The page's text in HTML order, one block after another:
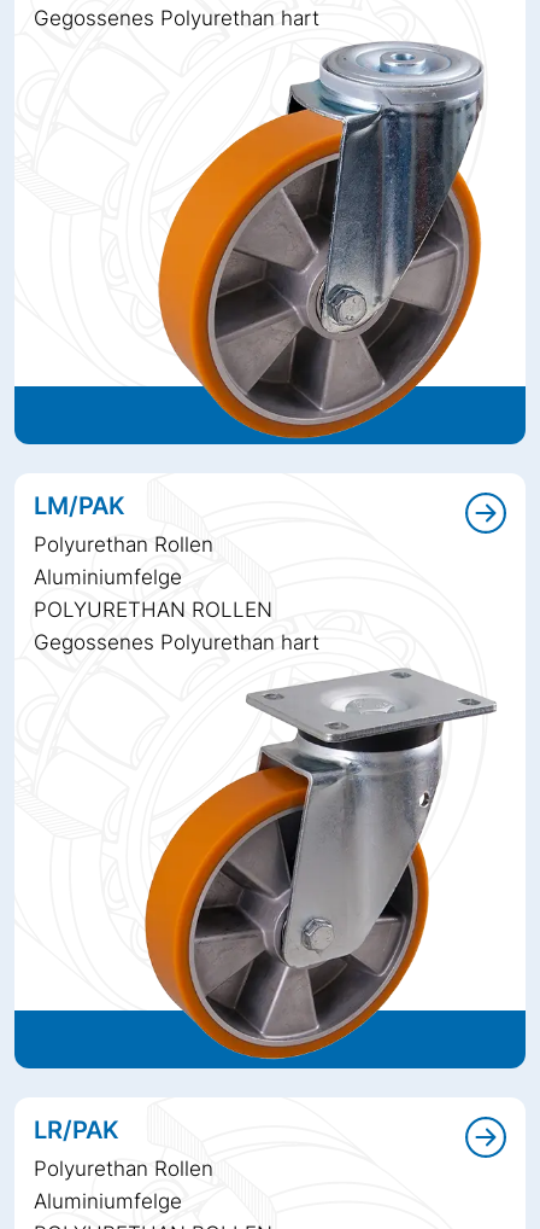
Gegossenes Polyurethan hart
LM/PAK
Polyurethan Rollen
Aluminiumfelge
POLYURETHAN ROLLEN
Gegossenes Polyurethan hart
LR/PAK
Polyurethan Rollen
Aluminiumfelge